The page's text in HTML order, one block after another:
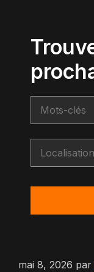
mai 8, 2026 par